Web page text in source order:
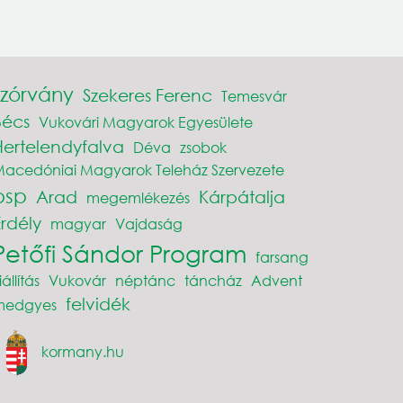
Szekeres Ferenc Temesvár
Vukovári Magyarok Egyesülete
Déva zsobok
Magyarok Teleház Szervezete
Arad megemlékezés Kárpátalja
magyar Vajdaság
Sándor Program farsang
Vukovár néptánc táncház Advent
felvidék
kormany.hu